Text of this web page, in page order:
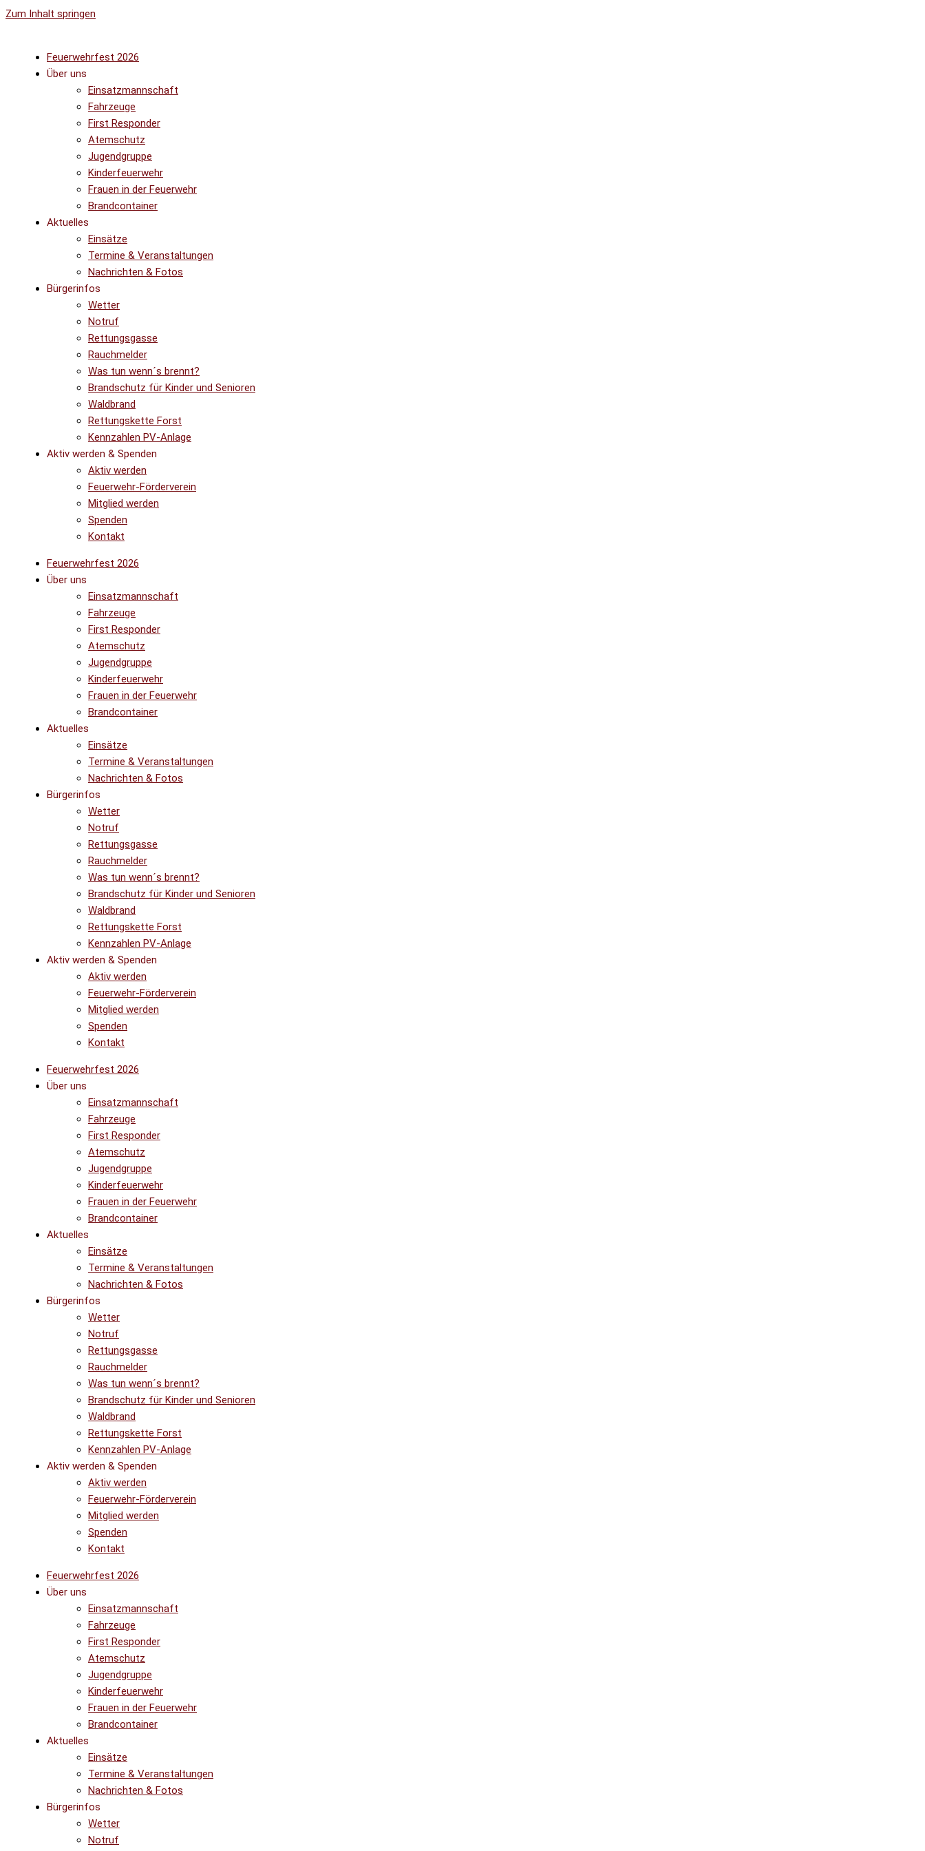
Zum Inhalt springen
Feuerwehrfest 2026
Über uns
Einsatzmannschaft
Fahrzeuge
First Responder
Atemschutz
Jugendgruppe
Kinderfeuerwehr
Frauen in der Feuerwehr
Brandcontainer
Aktuelles
Einsätze
Termine & Veranstaltungen
Nachrichten & Fotos
Bürgerinfos
Wetter
Notruf
Rettungsgasse
Rauchmelder
Was tun wenn´s brennt?
Brandschutz für Kinder und Senioren
Waldbrand
Rettungskette Forst
Kennzahlen PV-Anlage
Aktiv werden & Spenden
Aktiv werden
Feuerwehr-Förderverein
Mitglied werden
Spenden
Kontakt
Feuerwehrfest 2026
Über uns
Einsatzmannschaft
Fahrzeuge
First Responder
Atemschutz
Jugendgruppe
Kinderfeuerwehr
Frauen in der Feuerwehr
Brandcontainer
Aktuelles
Einsätze
Termine & Veranstaltungen
Nachrichten & Fotos
Bürgerinfos
Wetter
Notruf
Rettungsgasse
Rauchmelder
Was tun wenn´s brennt?
Brandschutz für Kinder und Senioren
Waldbrand
Rettungskette Forst
Kennzahlen PV-Anlage
Aktiv werden & Spenden
Aktiv werden
Feuerwehr-Förderverein
Mitglied werden
Spenden
Kontakt
Feuerwehrfest 2026
Über uns
Einsatzmannschaft
Fahrzeuge
First Responder
Atemschutz
Jugendgruppe
Kinderfeuerwehr
Frauen in der Feuerwehr
Brandcontainer
Aktuelles
Einsätze
Termine & Veranstaltungen
Nachrichten & Fotos
Bürgerinfos
Wetter
Notruf
Rettungsgasse
Rauchmelder
Was tun wenn´s brennt?
Brandschutz für Kinder und Senioren
Waldbrand
Rettungskette Forst
Kennzahlen PV-Anlage
Aktiv werden & Spenden
Aktiv werden
Feuerwehr-Förderverein
Mitglied werden
Spenden
Kontakt
Feuerwehrfest 2026
Über uns
Einsatzmannschaft
Fahrzeuge
First Responder
Atemschutz
Jugendgruppe
Kinderfeuerwehr
Frauen in der Feuerwehr
Brandcontainer
Aktuelles
Einsätze
Termine & Veranstaltungen
Nachrichten & Fotos
Bürgerinfos
Wetter
Notruf